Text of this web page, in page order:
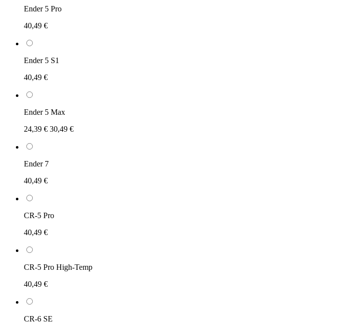
Ender 5 Pro
40,49 €
Ender 5 S1
40,49 €
Ender 5 Max
24,39 € 30,49 €
Ender 7
40,49 €
CR-5 Pro
40,49 €
CR-5 Pro High-Temp
40,49 €
CR-6 SE